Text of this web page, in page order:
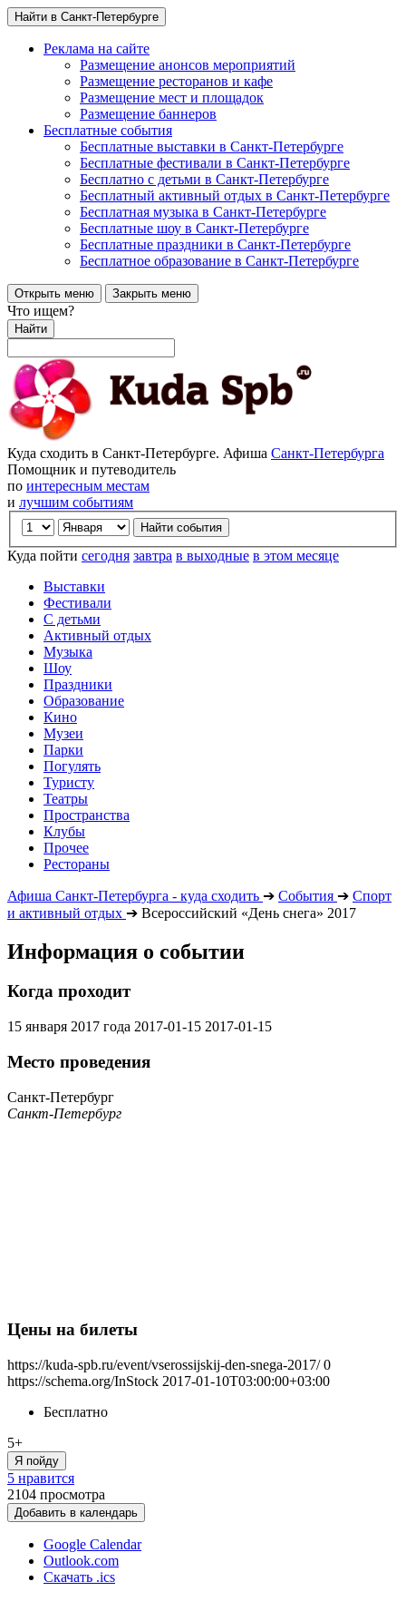
Найти в Санкт-Петербурге
Реклама на сайте
Размещение анонсов мероприятий
Размещение ресторанов и кафе
Размещение мест и площадок
Размещение баннеров
Бесплатные события
Бесплатные выставки в Санкт-Петербурге
Бесплатные фестивали в Санкт-Петербурге
Бесплатно с детьми в Санкт-Петербурге
Бесплатный активный отдых в Санкт-Петербурге
Бесплатная музыка в Санкт-Петербурге
Бесплатные шоу в Санкт-Петербурге
Бесплатные праздники в Санкт-Петербурге
Бесплатное образование в Санкт-Петербурге
Открыть меню Закрыть меню
Что ищем?
Найти
Куда сходить в Санкт-Петербурге. Афиша Санкт-Петербурга
Помощник и путеводитель
по интересным местам
и лучшим событиям
Куда пойти сегодня завтра в выходные в этом месяце
Выставки
Фестивали
С детьми
Активный отдых
Музыка
Шоу
Праздники
Образование
Кино
Музеи
Парки
Погулять
Туристу
Театры
Пространства
Клубы
Прочее
Рестораны
Афиша Санкт-Петербурга - куда сходить ➔ События ➔ Спорт
и активный отдых ➔ Всероссийский «День снега» 2017
Информация о событии
Когда проходит
15 января 2017 года 2017-01-15 2017-01-15
Место проведения
Санкт-Петербург
Санкт-Петербург
Цены на билеты
https://kuda-spb.ru/event/vserossijskij-den-snega-2017/ 0
https://schema.org/InStock 2017-01-10T03:00:00+03:00
Бесплатно
5+
Я пойду
5 нравится
2104 просмотра
Добавить в календарь
Google Calendar
Outlook.com
Скачать .ics